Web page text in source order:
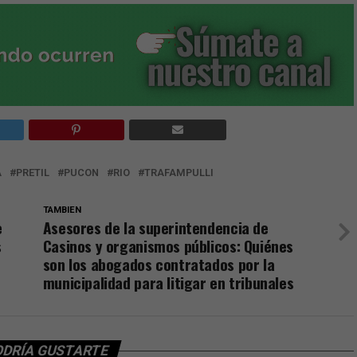
PRETIL PUCON RIO TRAFAMPULLI
TAMBIEN
Asesores de la superintendencia de
Casinos y organismos públicos: Quiénes
son los abogados contratados por la
municipalidad para litigar en tribunales
GUSTARTE